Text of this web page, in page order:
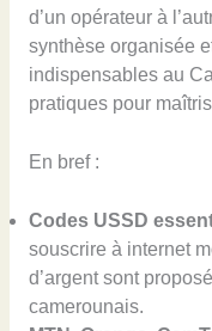
d’un opérateur à
synthèse organisée
indispensables au
pratiques pour
En bref :
Codes USSD
souscrire à internet
d’argent sont
camerounais.